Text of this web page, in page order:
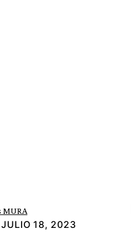
JULIO 18, 2023